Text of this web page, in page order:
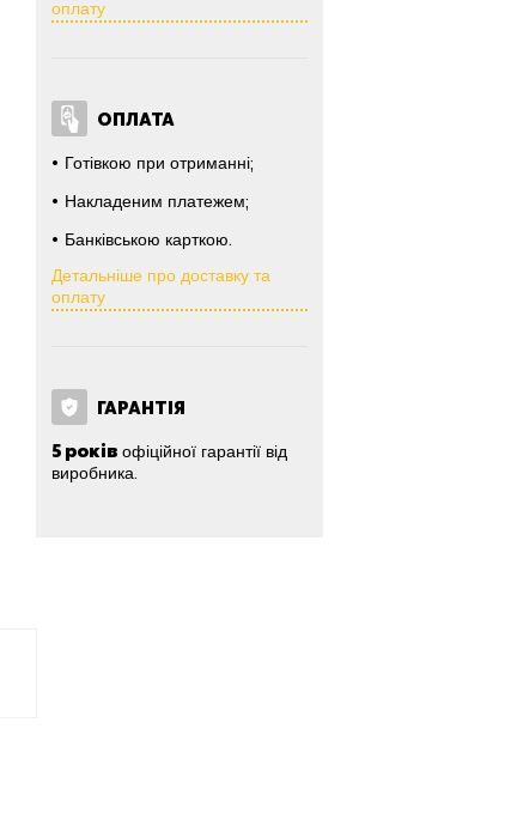
оплату
ОПЛАТА
Готівкою при отриманні;
Накладеним платежем;
Банківською карткою.
Детальніше про доставку та
оплату
ГАРАНТІЯ
5 років офіційної гарантії від
виробника.